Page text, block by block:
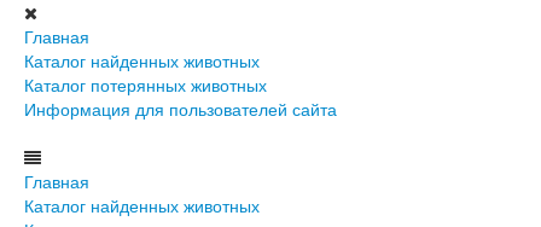
Главная
Каталог найденных животных
Каталог потерянных животных
Информация для пользователей сайта
Главная
Каталог найденных животных